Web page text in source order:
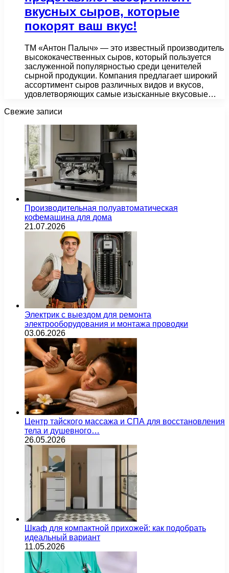
вкусных сыров, которые
покорят ваш вкус!
ТМ «Антон Палыч» — это известный производитель
высококачественных сыров, который пользуется
заслуженной популярностью среди ценителей
сырной продукции. Компания предлагает широкий
ассортимент сыров различных видов и вкусов,
удовлетворяющих самые изысканные вкусовые…
Свежие записи
Производительная полуавтоматическая
кофемашина для дома
21.07.2026
Электрик с выездом для ремонта
электрооборудования и монтажа проводки
03.06.2026
Центр тайского массажа и СПА для восстановления
тела и душевного…
26.05.2026
Шкаф для компактной прихожей: как подобрать
идеальный вариант
11.05.2026